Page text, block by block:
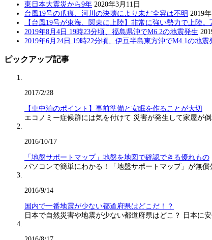
東日本大震災から9年 2020年3月11日
台風19号の爪痕、河川の決壊により未だ全容は不明 2019
【台風19号が東海、関東に上陸】非常に強い勢力で上陸
2019年8月4日 19時23分頃、福島県沖でM6.2の地震発生
2019年6月24日 19時22分頃、伊豆半島東方沖でM4.1の地震
ピックアップ記事
2017/2/28
【車中泊のポイント】事前準備と安眠を作ることが大切
エコノミー症候群には気を付けて 災害が発生して家屋が
2016/10/17
「地盤サポートマップ」地盤を地図で確認できる優れもの
パソコンで簡単にわかる！「地盤サポートマップ」が無
2016/9/14
国内で一番地震が少ない都道府県はどこだ！？
日本で自然災害や地震が少ない都道府県はどこ？ 日本に